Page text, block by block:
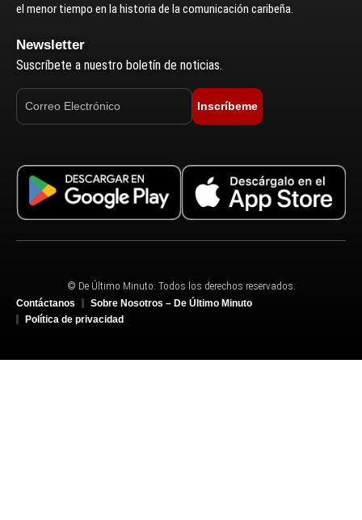
el menor tiempo en la historia de la comunicación caribeña.
Newsletter
Suscríbete a nuestro boletín de noticias.
Inscríbeme
© De Último Minuto. Todos los derechos reservados.
Contáctanos
Sobre Nosotros – De Último Minuto
Política de privacidad